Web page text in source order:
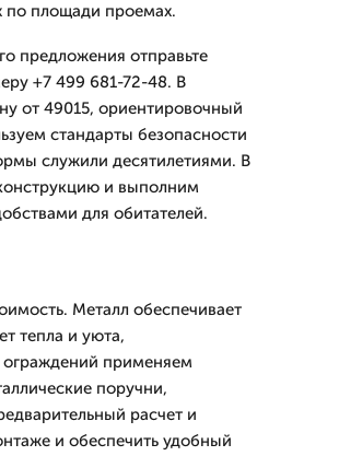
по площади проемах.
предложения отправьте
+7 499 681-72-48. В
от 49015, ориентировочный
стандарты безопасности
служили десятилетиями. В
и выполним
для обитателей.
Металл обеспечивает
тепла и уюта,
применяем
поручни,
расчет и
и обеспечить удобный